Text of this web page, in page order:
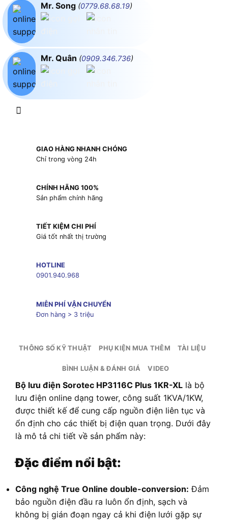
Mr. Song (0779.68.68.19)
Mr. Quân (0909.346.736)
GIAO HÀNG NHANH CHÓNG
Chỉ trong vòng 24h
CHÍNH HÃNG 100%
Sản phẩm chính hãng
TIẾT KIỆM CHI PHÍ
Giá tốt nhất thị trường
HOTLINE
0901.940.968
MIỄN PHÍ VẬN CHUYỂN
Đơn hàng > 3 triệu
THÔNG SỐ KỸ THUẬT PHỤ KIỆN MUA THÊM TÀI LIỆU
BÌNH LUẬN & ĐÁNH GIÁ VIDEO
Bộ lưu điện Sorotec HP3116C Plus 1KR-XL là bộ
lưu điện online dạng tower, công suất 1KVA/1KW,
được thiết kế để cung cấp nguồn điện liên tục và
ổn định cho các thiết bị điện quan trọng. Dưới đây
là mô tả chi tiết về sản phẩm này:
Đặc điểm nổi bật:
Công nghệ True Online double-conversion: Đảm
bảo nguồn điện đầu ra luôn ổn định, sạch và
không bị gián đoạn ngay cả khi điện lưới gặp sự